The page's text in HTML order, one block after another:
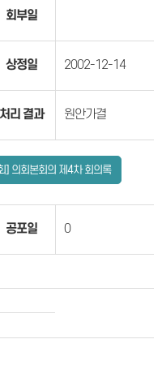
회부일
상정일 2002-12-14
처리 결과 원안가결
] 의회본회의 제4차 회의록
공포일 0